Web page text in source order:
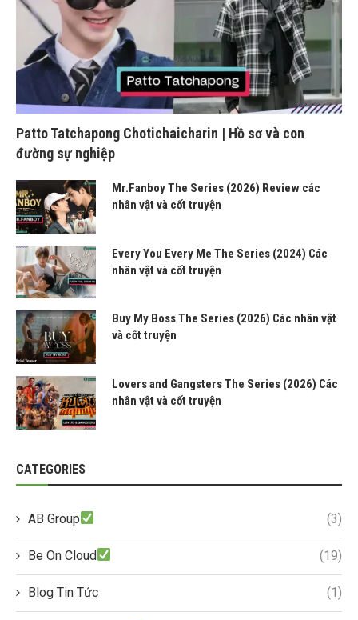
Patto Tatchapong Chotichaicharin | Hồ sơ và con
đường sự nghiệp
Mr.Fanboy The Series (2026) Review các
nhân vật và cốt truyện
Every You Every Me The Series (2024) Các
nhân vật và cốt truyện
Buy My Boss The Series (2026) Các nhân vật
và cốt truyện
Lovers and Gangsters The Series (2026) Các
nhân vật và cốt truyện
CATEGORIES
AB Group (3)
Be On Cloud (19)
Blog Tin Tức (1)